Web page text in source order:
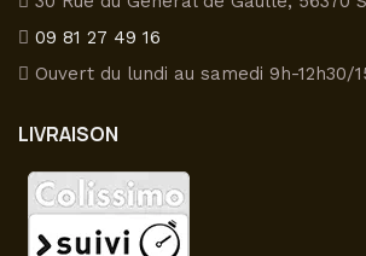
09 81 27 49 16
Ouvert du lundi au samedi 9h-12h30/
LIVRAISON